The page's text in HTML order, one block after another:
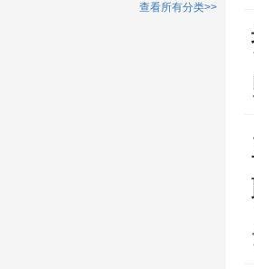
查看所有分类>>